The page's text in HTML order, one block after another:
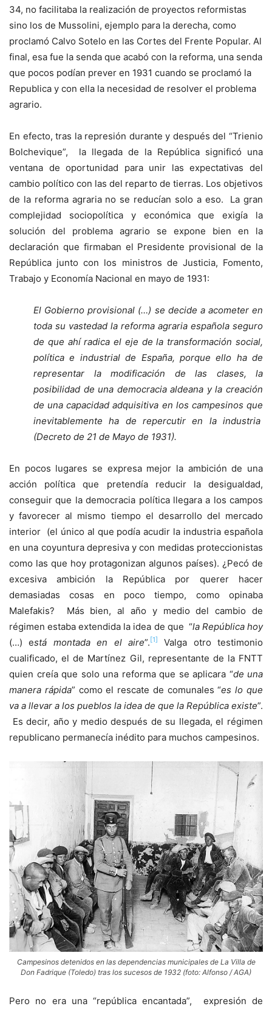
34, no facilitaba la realización de proyectos reformistas
sino los de Mussolini, ejemplo para la derecha, como
proclamó Calvo Sotelo en las Cortes del Frente Popular. Al
final, esa fue la senda que acabó con la reforma, una senda
que pocos podían prever en 1931 cuando se proclamó la
Republica y con ella la necesidad de resolver el problema
agrario.
En efecto, tras la represión durante y después del “Trienio
Bolchevique”, la llegada de la República significó una
ventana de oportunidad para unir las expectativas del
cambio político con las del reparto de tierras. Los objetivos
de la reforma agraria no se reducían solo a eso. La gran
complejidad sociopolítica y económica que exigía la
solución del problema agrario se expone bien en la
declaración que firmaban el Presidente provisional de la
República junto con los ministros de Justicia, Fomento,
Trabajo y Economía Nacional en mayo de 1931:
El Gobierno provisional (…) se decide a acometer en
toda su vastedad la reforma agraria española seguro
de que ahí radica el eje de la transformación social,
política e industrial de España, porque ello ha de
representar la modificación de las clases, la
posibilidad de una democracia aldeana y la creación
de una capacidad adquisitiva en los campesinos que
inevitablemente ha de repercutir en la industria
(Decreto de 21 de Mayo de 1931).
En pocos lugares se expresa mejor la ambición de una
acción política que pretendía reducir la desigualdad,
conseguir que la democracia política llegara a los campos
y favorecer al mismo tiempo el desarrollo del mercado
interior (el único al que podía acudir la industria española
en una coyuntura depresiva y con medidas proteccionistas
como las que hoy protagonizan algunos países). ¿Pecó de
excesiva ambición la República por querer hacer
demasiadas cosas en poco tiempo, como opinaba
Malefakis? Más bien, al año y medio del cambio de
régimen estaba extendida la idea de que “la República hoy
(…) está montada en el aire”. [1]
Valga otro testimonio
cualificado, el de Martínez Gil, representante de la FNTT
quien creía que solo una reforma que se aplicara “de una
manera rápida” como el rescate de comunales “es lo que
va a llevar a los pueblos la idea de que la República existe”.
Es decir, año y medio después de su llegada, el régimen
republicano permanecía inédito para muchos campesinos.
Campesinos detenidos en las dependencias municipales de La Villa de
Don Fadrique (Toledo) tras los sucesos de 1932 (foto: Alfonso / AGA)
Pero no era una “república encantada”, expresión de